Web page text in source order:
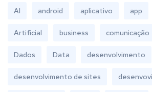
AI android aplicativo app
Artificial business comunicação
Dados Data desenvolvimento
desenvolvimento de sites